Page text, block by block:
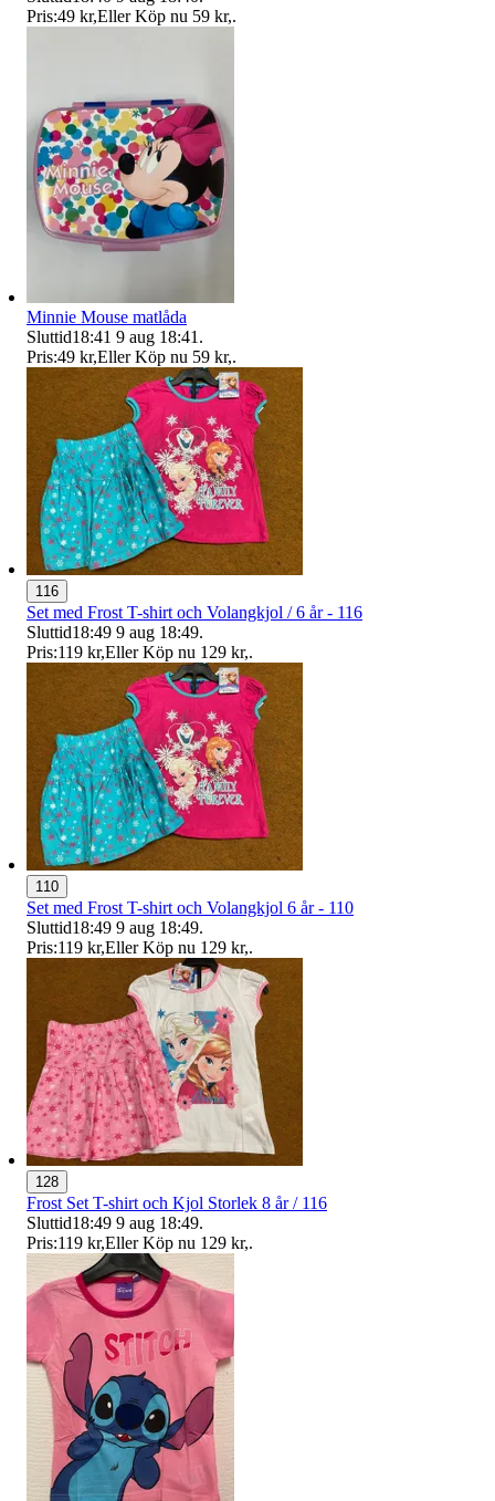
Pris:49 kr,Eller Köp nu 59 kr,.
Minnie Mouse matlåda
Sluttid18:41 9 aug 18:41 .
Pris:49 kr,Eller Köp nu 59 kr,.
116
Set med Frost T-shirt och Volangkjol / 6 år - 116
Sluttid18:49 9 aug 18:49.
Pris:119 kr,Eller Köp nu 129 kr,.
110
Set med Frost T-shirt och Volangkjol 6 år - 110
Sluttid18:49 9 aug 18:49.
Pris:119 kr,Eller Köp nu 129 kr,.
128
Frost Set T-shirt och Kjol Storlek 8 år / 116
Sluttid18:49 9 aug 18:49.
Pris:119 kr,Eller Köp nu 129 kr,.